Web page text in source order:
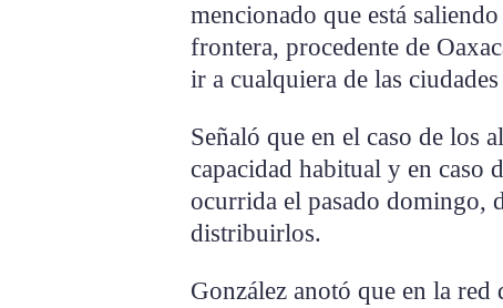
mencionado que está
frontera, procedente de
ir a cualquiera de las
Señaló que en el caso de los
capacidad habitual y en caso
ocurrida el pasado domingo,
distribuirlos.
González anotó que en la